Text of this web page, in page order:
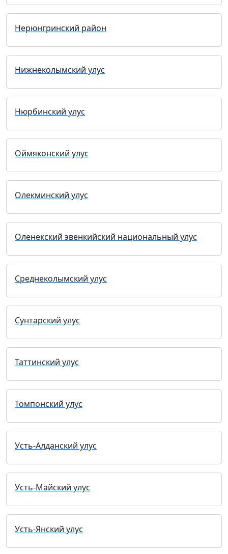
Нерюнгринский район
Нижнеколымский улус
Нюрбинский улус
Оймяконский улус
Олекминский улус
Оленекский эвенкийский национальный улус
Среднеколымский улус
Сунтарский улус
Таттинский улус
Томпонский улус
Усть-Алданский улус
Усть-Майский улус
Усть-Янский улус